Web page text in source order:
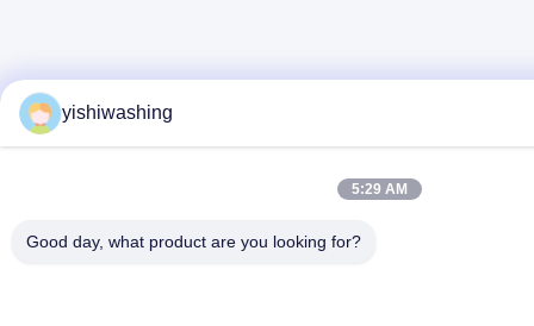
yishiwashing
5:29 AM
Good day, what product are you looking for?